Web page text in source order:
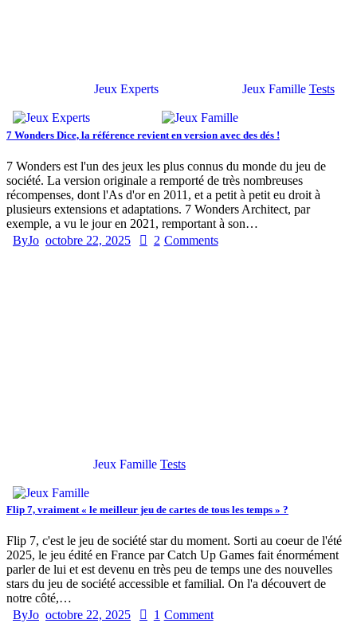
Jeux Experts Jeux Famille Tests
7 Wonders Dice, la référence revient en version avec des dés !
7 Wonders est l'un des jeux les plus connus du monde du jeu de
société. La version originale a remporté de très nombreuses
récompenses, dont l'As d'or en 2011, et a petit à petit eu droit à
plusieurs extensions et adaptations. 7 Wonders Architect, par
exemple, a vu le jour en 2021, remportant à son…
ByJo octobre 22, 2025 2 Comments
Jeux Famille Tests
Flip 7, vraiment « le meilleur jeu de cartes de tous les temps » ?
Flip 7, c'est le jeu de société star du moment. Sorti au coeur de l'été
2025, le jeu édité en France par Catch Up Games fait énormément
parler de lui et est devenu en très peu de temps une des nouvelles
stars du jeu de société accessible et familial. On l'a découvert de
notre côté,…
ByJo octobre 22, 2025 1 Comment